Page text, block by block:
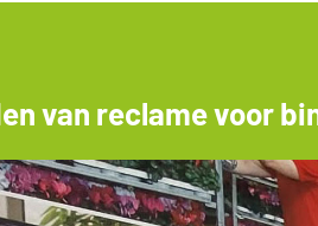
van reclame voor